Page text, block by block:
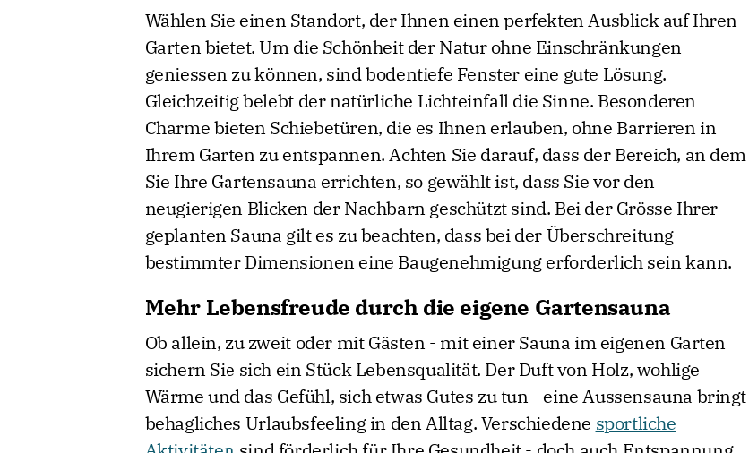
Wählen Sie einen Standort, der Ihnen einen perfekten Ausblick auf Ihren
Garten bietet. Um die Schönheit der Natur ohne Einschränkungen
geniessen zu können, sind bodentiefe Fenster eine gute Lösung.
Gleichzeitig belebt der natürliche Lichteinfall die Sinne. Besonderen
Charme bieten Schiebetüren, die es Ihnen erlauben, ohne Barrieren in
Ihrem Garten zu entspannen. Achten Sie darauf, dass der Bereich, an dem
Sie Ihre Gartensauna errichten, so gewählt ist, dass Sie vor den
neugierigen Blicken der Nachbarn geschützt sind. Bei der Grösse Ihrer
geplanten Sauna gilt es zu beachten, dass bei der Überschreitung
bestimmter Dimensionen eine Baugenehmigung erforderlich sein kann.
Mehr Lebensfreude durch die eigene Gartensauna
Ob allein, zu zweit oder mit Gästen - mit einer Sauna im eigenen Garten
sichern Sie sich ein Stück Lebensqualität. Der Duft von Holz, wohlige
Wärme und das Gefühl, sich etwas Gutes zu tun - eine Aussensauna bringt
behagliches Urlaubsfeeling in den Alltag. Verschiedene sportliche